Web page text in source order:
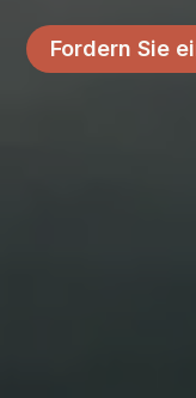
Fordern Sie